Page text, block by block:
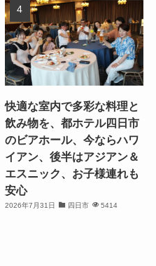
快適な室内で多彩な料理と
飲み物を、都ホテル四日市
のビアホール、今ならハワ
イアン、後半はアジアン＆
エスニック、お子様連れも
安心
2026年7月31日 四日市 5414